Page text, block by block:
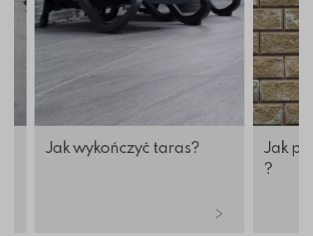
Jak wykończyć taras?
Jak
?